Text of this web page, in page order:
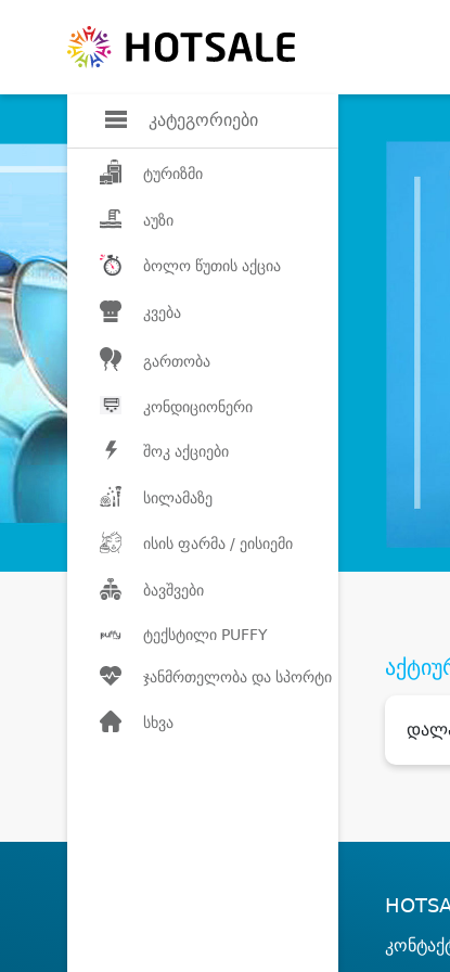
კატეგორიები
ტურიზმი
აუზი
ბოლო წუთის აქცია
კვება
გართობა
კონდიციონერი
შოკ აქციები
სილამაზე
ისის ფარმა / ეისიემი
ბავშვები
ტექსტილი PUFFY
ჯანმრთელობა და სპორტი
სხვა